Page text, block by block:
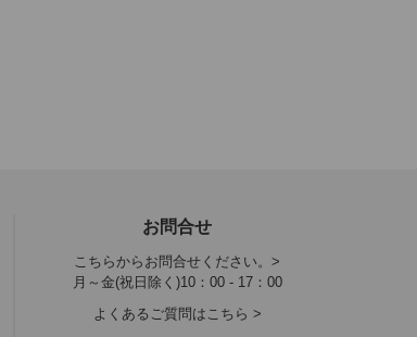
お問合せ
こちらからお問合せください。>
月～金(祝日除く)10：00 - 17：00
よくあるご質問はこちら >